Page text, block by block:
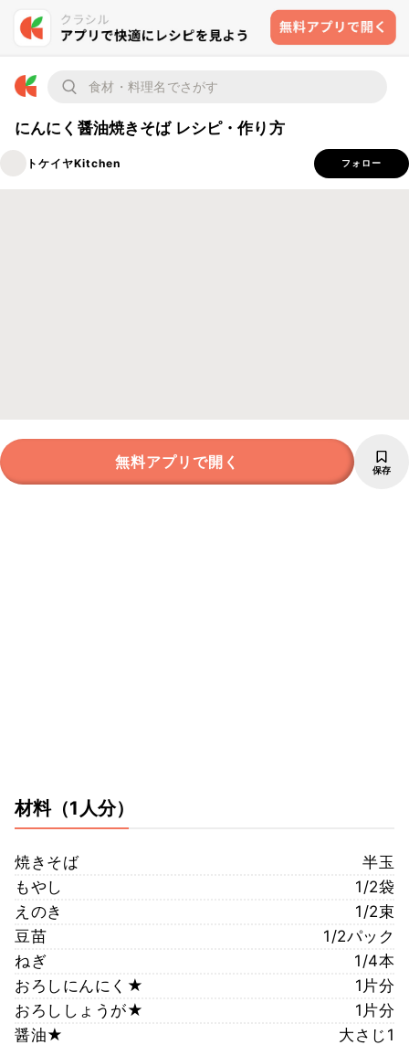
にんにく醤油焼きそば レシピ・作り方
トケイヤKitchen フォロー
無料アプリで開く 保存
材料（1人分）
焼きそば
半玉
もやし
1/2袋
えのき
1/2束
豆苗
1/2パック
ねぎ
1/4本
おろしにんにく★
1片分
おろししょうが★
1片分
醤油★
大さじ1